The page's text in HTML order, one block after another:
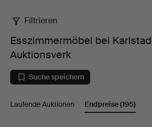
Esszimmermöbel
bei
Karlstad
Hammarö
Filtrieren
Esszimmermöbel bei
Auktionsverk
Suche speichern
Laufende Auktionen Endpreise(195)